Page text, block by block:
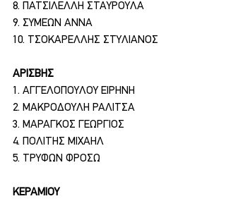
8. ΠΑΤΣΙΛΕΛΛΗ ΣΤΑΥΡΟΥΛΑ
9. ΣΥΜΕΩΝ ΑΝΝΑ
10. ΤΣΟΚΑΡΕΛΛΗΣ ΣΤΥΛΙΑΝΟΣ
ΑΡΙΣΒΗΣ
1. ΑΓΓΕΛΟΠΟΥΛΟΥ ΕΙΡΗΝΗ
2. ΜΑΚΡΟΔΟΥΛΗ ΡΑΛΙΤΣΑ
3. ΜΑΡΑΓΚΟΣ ΓΕΩΡΓΙΟΣ
4. ΠΟΛΙΤΗΣ ΜΙΧΑΗΛ
5. ΤΡΥΦΩΝ ΦΡΟΣΩ
ΚΕΡΑΜΙΟΥ